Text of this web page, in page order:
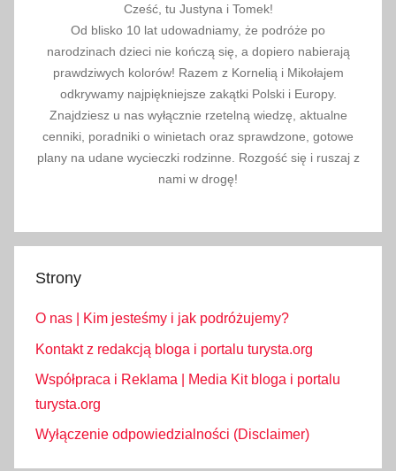
Cześć, tu Justyna i Tomek!
Od blisko 10 lat udowadniamy, że podróże po
narodzinach dzieci nie kończą się, a dopiero nabierają
prawdziwych kolorów! Razem z Kornelią i Mikołajem
odkrywamy najpiękniejsze zakątki Polski i Europy.
Znajdziesz u nas wyłącznie rzetelną wiedzę, aktualne
cenniki, poradniki o winietach oraz sprawdzone, gotowe
plany na udane wycieczki rodzinne. Rozgość się i ruszaj z
nami w drogę!
Strony
O nas | Kim jesteśmy i jak podróżujemy?
Kontakt z redakcją bloga i portalu turysta.org
Współpraca i Reklama | Media Kit bloga i portalu
turysta.org
Wyłączenie odpowiedzialności (Disclaimer)